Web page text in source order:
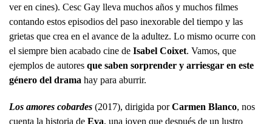
ver en cines). Cesc Gay lleva muchos años y muchos filmes
contando estos episodios del paso inexorable del tiempo y las
grietas que crea en el avance de la adultez. Lo mismo ocurre con
el siempre bien acabado cine de Isabel Coixet. Vamos, que
ejemplos de autores que saben sorprender y arriesgar en este
género del drama hay para aburrir.
Los amores cobardes (2017), dirigida porCarmen Blanco, nos
cuenta la historia de Eva, una joven que después de un lustro